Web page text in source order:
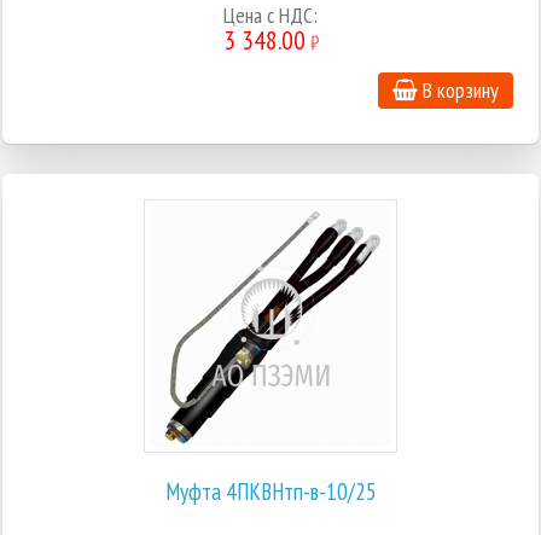
Цена с НДС:
3 348.00 ₽
В корзину
Муфта 4ПКВНтп-в-10/25